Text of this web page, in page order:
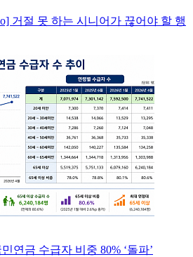
거절 못 하는 시니어가 끊어야 할 행
연금 수급자 비중 80% ‘돌파’